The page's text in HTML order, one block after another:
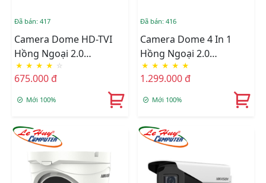
Đã bán: 417
Camera Dome HD-TVI
Hồng Ngoại 2.0
Megapixel HIKVISION
DS-2CE76D0T-ITPFS
★ ★ ★ ★ ☆
675.000 đ
Mới 100%
Đã bán: 416
Camera Dome 4 In 1
Hồng Ngoại 2.0
Megapixel HIKVISION
DS-2CE5AD3T-VPIT3ZF
★ ★ ★ ★ ★
1.299.000 đ
Mới 100%